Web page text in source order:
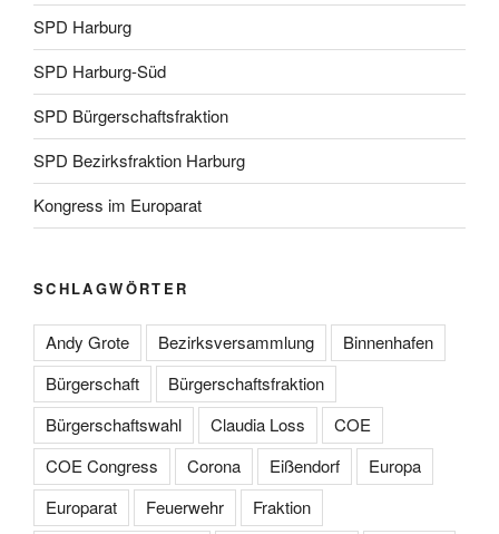
SPD Harburg
SPD Harburg-Süd
SPD Bürgerschaftsfraktion
SPD Bezirksfraktion Harburg
Kongress im Europarat
SCHLAGWÖRTER
Andy Grote Bezirksversammlung
Binnenhafen
Bürgerschaft
Bürgerschaftsfraktion
Bürgerschaftswahl
Claudia Loss
COE
COE Congress
Corona Eißendorf
Europa
Europarat
Feuerwehr
Fraktion